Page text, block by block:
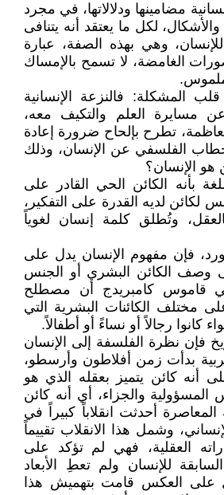
مضامينها ودلالاتها، في مجرد
لكل ما يعتقد أنه يتنافى
وهي بهذه الصفة، عبارة
الغامضة، لا تسمح بالإمساك
المشكلة: فالنزعة الإنسانية
مسايرة العلم والتكيف معه،
تطرح بإلحاح ضرورة إعادة
الفلسفي عن الإنسان، وذلك
هو الإنسان؟
بأنه الكائن الحي القادر على
لكائن لديه القدرة على التفكير،
وتُطلق كلمة إنسان لغوياً
فإن مفهوم الإنسان يدل على
وصف الكائن البشري أو الجنس
قاموس كامبريدج أن مصطلح
مختلف الكائنات البشرية التي
رجالاً أو نساءً أو أطفالاً.
فإن نظرة الفلسفة إلى الإنسان
بدأت زمن أفلاطون وأرسطو،
أنه كائن يتميز بعقله الذي هو
والجزاء، أي أنه كائن
أحدثت انقلاباً كبيراً في
وشمل هذا الانقلاب تقييماً
العقلية، فهي لم تؤكد على
للإنسان ولم تعطِ الأبعاد
بل على العكس قامت بتهميش هذا